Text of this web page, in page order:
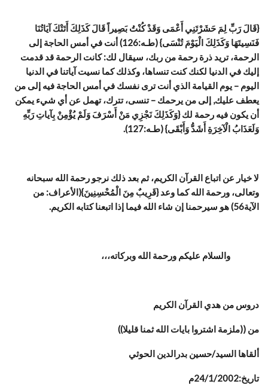
{قَالَ رَبِّ لِمَ حَشَرْتَنِي أَعْمَى وَقَدْ كُنْتُ بَصِيراً قَالَ كَذَلِكَ أَتَتْكَ آيَاتُنَا
فَنَسِيتَهَا وَكَذَلِكَ الْيَوْمَ تُنْسَى} (طـه:126) أنت في أمس الحاجة إلى
الرحمة، تريد ذرة رحمة من ربك، سيقال لك: كانت الرحمة قد قدمت
إليك في الدنيا لكنك كنت تنساها، وكذلك كما نسيت آياتنا في الدنيا
اليوم – يوم القيامة الذي أنت ترى نفسك في أمس الحاجة فيه إلى من
يعطف عليك, إلى من يرحمك – تنسى، تترك، تهمل عن أي شيء يمكن
أن يكون فيه رحمة لك {وَكَذَلِكَ نَجْزِي مَنْ أَسْرَفَ وَلَمْ يُؤْمِنْ بِآياتِ رَبِّهِ
وَلَعَذَابُ الْآخِرَةِ أَشَدُّ وَأَبْقَى} (طـه:127).
لا خيار عن اتباع القرآن الكريم، ثم بعد ذلك نرجو رحمة الله سبحانه
وتعالى، ورحمة الله كما وعد {قَرِيبٌ مِنَ الْمُحْسِنِينَ}(الأعراف: من
الآية56) هو سيرحمنا إن شاء الله فيما إذا اتبعنا كتابه الكريم.
والسلام عليكم ورحمة الله وبركاته،،،
دروس من هدي القرآن الكريم
من ((ملزمة اشتروا بايات الله ثمنا قليلا))
‏ألقاها السيد/حسين بدرالدين الحوثي
تاريخ:24/1/2002م